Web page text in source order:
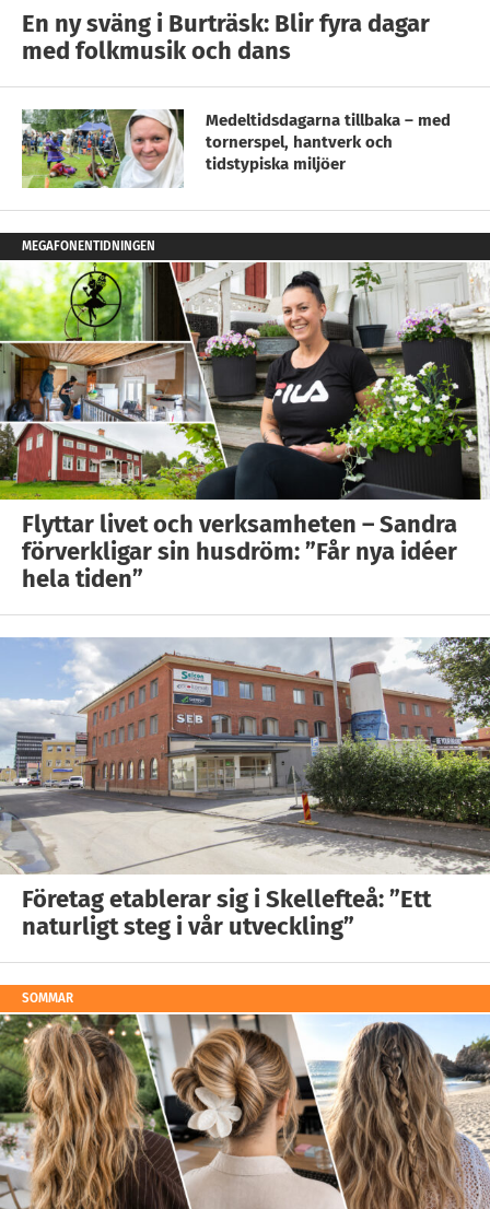
En ny sväng i Burträsk: Blir fyra dagar
med folkmusik och dans
Medeltidsdagarna tillbaka – med
tornerspel, hantverk och
tidstypiska miljöer
MEGAFONENTIDNINGEN
Flyttar livet och verksamheten – Sandra
förverkligar sin husdröm: ”Får nya idéer
hela tiden”
Företag etablerar sig i Skellefteå: ”Ett
naturligt steg i vår utveckling”
SOMMAR